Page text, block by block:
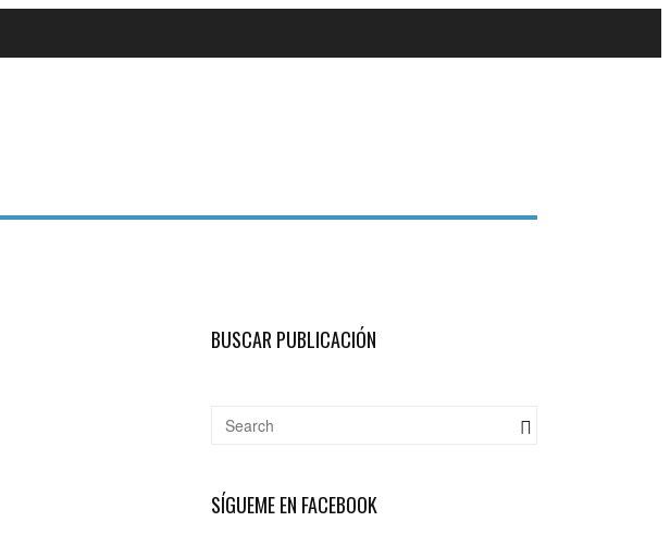
BUSCAR PUBLICACIÓN
SÍGUEME EN FACEBOOK